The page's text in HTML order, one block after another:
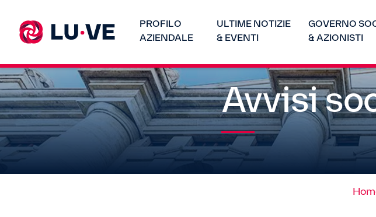
PROFILO
AZIENDALE
ULTIME NOTIZIE
& EVENTI
GOVERNO
& AZIONISTI
Avvisi